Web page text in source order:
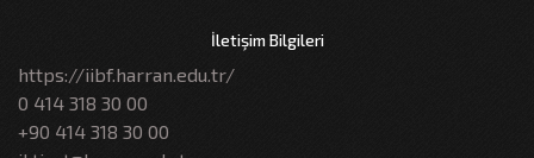
İletişim Bilgileri
https://iibf.harran.edu.tr/
0 414 318 30 00
+90 414 318 30 00